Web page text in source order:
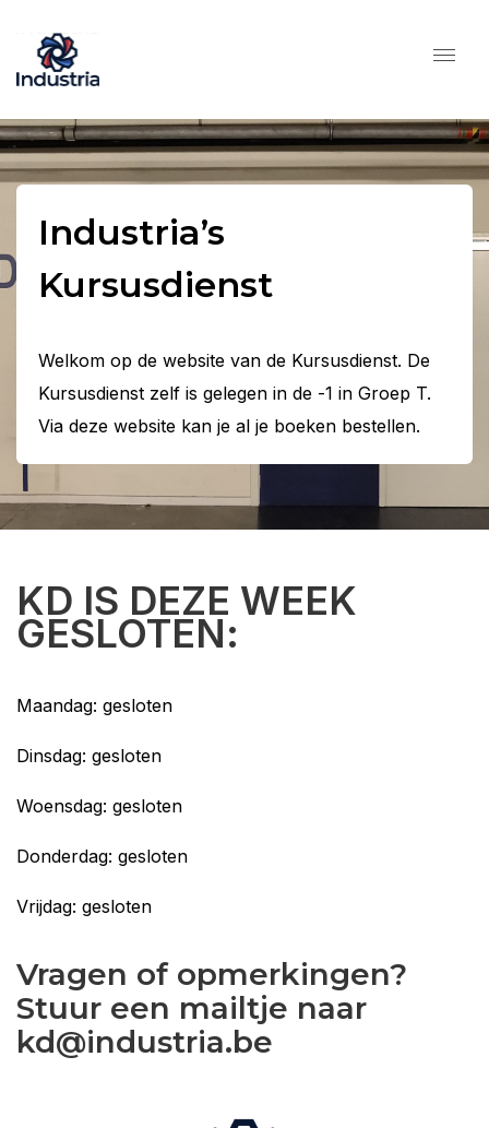
Industria’s
Kursusdienst
Welkom op de website van de Kursusdienst. De
Kursusdienst zelf is gelegen in de -1 in Groep T.
Via deze website kan je al je boeken bestellen.
KD IS DEZE WEEK
GESLOTEN:
Maandag: gesloten
Dinsdag: gesloten
Woensdag: gesloten
Donderdag: gesloten
Vrijdag: gesloten
Vragen of opmerkingen?
Stuur een mailtje naar
kd@industria.be